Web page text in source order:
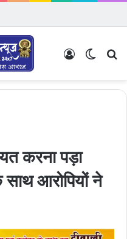
Log In
करना पड़ा
साथ आरोपियों ने